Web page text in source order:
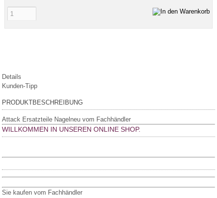
Details
Kunden-Tipp
PRODUKTBESCHREIBUNG
Attack Ersatzteile Nagelneu vom Fachhändler
WILLKOMMEN IN UNSEREN ONLINE SHOP.
Sie kaufen vom Fachhändler